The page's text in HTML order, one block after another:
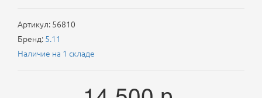
Артикул: 56810
Бренд: 5.11
Наличие на 1 складе